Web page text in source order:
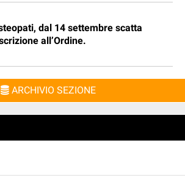
dal 14 settembre scatta
all’Ordine.
ARCHIVIO SEZIONE